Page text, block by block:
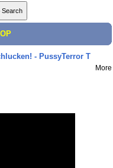
- PussyTerror T
More